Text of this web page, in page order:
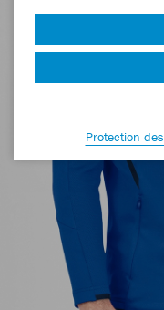
Protection